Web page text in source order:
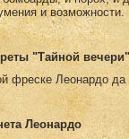
и возможности.
"Тайной вечери"
фреске Леонардо да
Леонардо